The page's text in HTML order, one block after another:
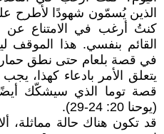
الذين يُسمّون شهودًا لأطرح
كنتُ أرغب في الامتناع عن
القائم بنفسي. هذا
في قصة بلعام حتى نطق حماره
يتعلق الأمر بادعاء كهذا،
قصة توما الذي سيشكّك
(يوحنا 20: 24-29).
قد تكون هناك حالة مماثلة،